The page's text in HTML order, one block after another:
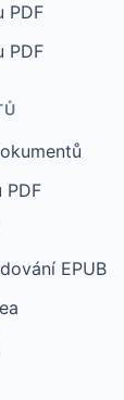
PDF
PDF
PDF
EPUB